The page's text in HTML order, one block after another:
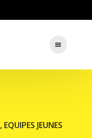
, EQUIPES JEUNES